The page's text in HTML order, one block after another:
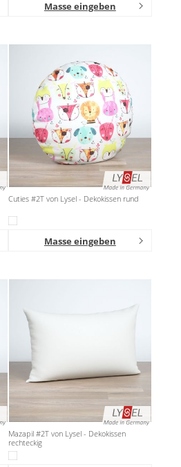
Masse eingeben
Cuties #2T von Lysel - Dekokissen rund
Masse eingeben
Mazapil #2T von Lysel - Dekokissen
rechteckig